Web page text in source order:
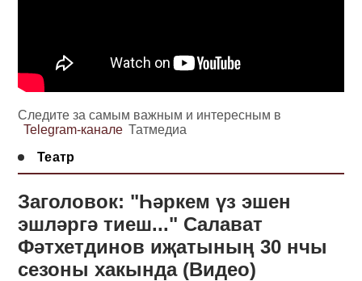
Следите за самым важным и интересным в
Telegram-канале Татмедиа
Театр
Заголовок: "Һәркем үз эшен
эшләргә тиеш..." Салават
Фәтхетдинов иҗатының 30 нчы
сезоны хакында (Видео)